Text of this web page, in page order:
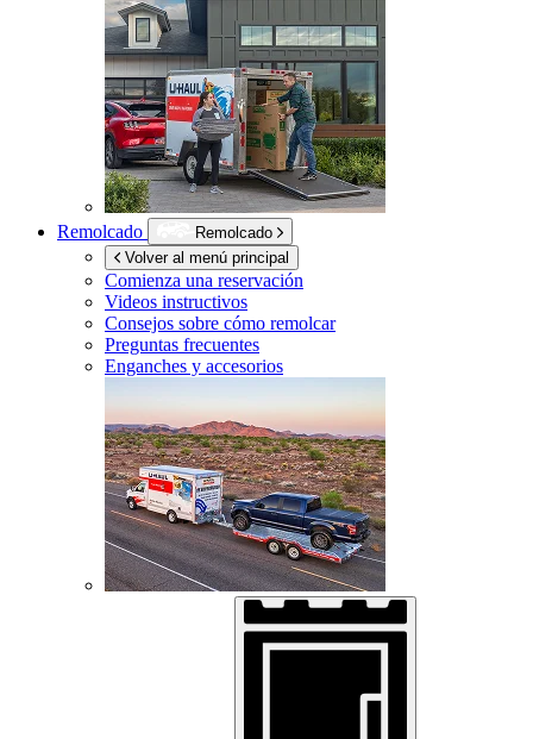
Remolcado
Remolcado
Volver al menú principal
Comienza una reservación
Videos instructivos
Consejos sobre cómo remolcar
Preguntas frecuentes
Enganches y accesorios